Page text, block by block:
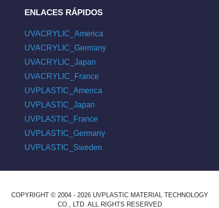
ENLACES RÁPIDOS
UVACRYLIC_America
UVACRYLIC_Germany
UVACRYLIC_Japan
UVACRYLIC_France
UVPLASTIC_America
UVPLASTIC_Japan
UVPLASTIC_France
UVPLASTIC_Germany
UVPLASTIC_Sweden
COPYRIGHT © 2004 - 2026 UVPLASTIC MATERIAL TECHNOLOGY
CO., LTD. ALL RIGHTS RESERVED